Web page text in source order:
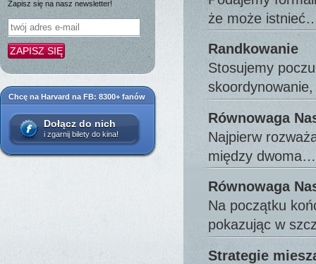
Zapisz się na nasz newsletter!
Chcę na Harvard na FB: 8300+ fanów
Dołącz do nich
i zgarnij bilety do kina!
że może
Randkowanie
Stosujemy
Równowaga
Najpierw
między dwoma…
Równowaga
Na początku
pokazując w
Strategie